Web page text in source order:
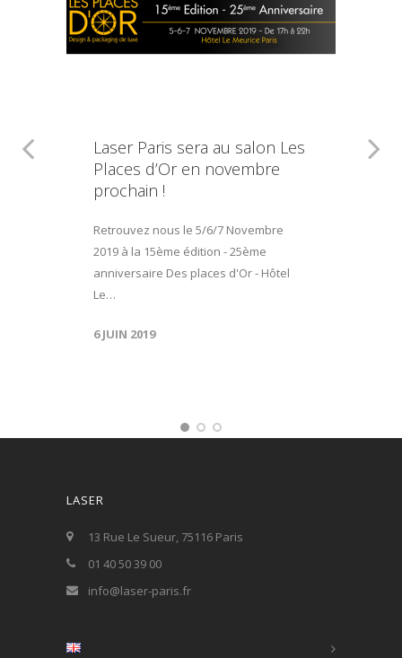
Laser Paris sera au salon Les
Places d’Or en novembre
prochain !
Retrouvez nous le 5/6/7 Novembre
2019 à la 15ème édition - 25ème
anniversaire Des places d'Or - Hôtel
Le…
6 JUIN 2019
LASER
13 Rue Le Sueur, 75116 Paris
01 40 50 39 00
info@laser-paris.fr